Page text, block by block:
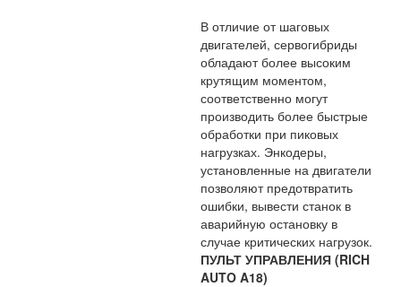
В отличие от шаговых
двигателей, сервогибриды
обладают более высоким
крутящим моментом,
соответственно могут
производить более быстрые
обработки при пиковых
нагрузках. Энкодеры,
установленные на двигатели
позволяют предотвратить
ошибки, вывести станок в
аварийную остановку в
случае критических нагрузок.
ПУЛЬТ УПРАВЛЕНИЯ (RICH
AUTO A18)